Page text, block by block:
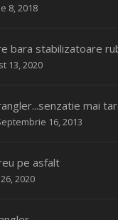
8, 2018
bara stabilizatoare
13, 2020
mai
16, 2013
pe asfalt
2020